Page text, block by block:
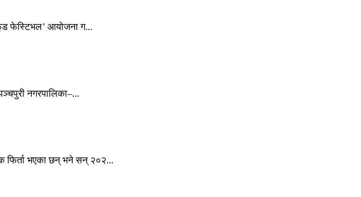
फेस्टिभल’ आयोजना ग...
नगरपालिका–...
फिर्ता भएका छन् भने सन् २०२...